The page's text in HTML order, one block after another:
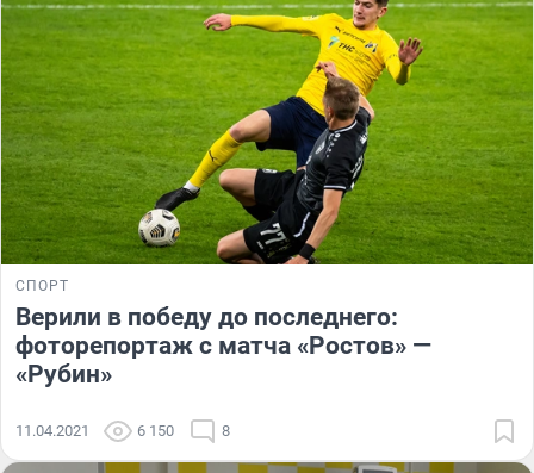
СПОРТ
Верили в победу до последнего:
фоторепортаж с матча «Ростов» —
«Рубин»
11.04.2021 6 150 8